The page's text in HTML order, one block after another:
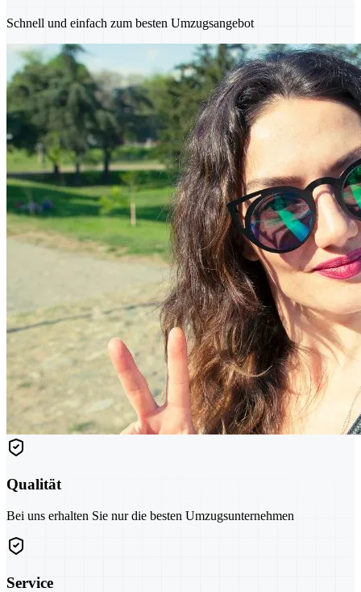
Schnell und einfach zum besten Umzugsangebot
Qualität
Bei uns erhalten Sie nur die besten Umzugsunternehmen
Service